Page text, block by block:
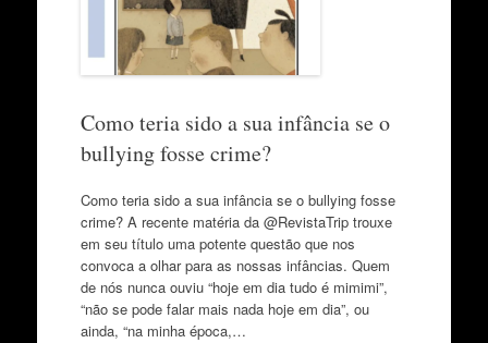
Como teria sido a sua infância se o
bullying fosse crime?
Como teria sido a sua infância se o bullying fosse
crime? A recente matéria da @RevistaTrip trouxe
em seu título uma potente questão que nos
convoca a olhar para as nossas infâncias. Quem
de nós nunca ouviu “hoje em dia tudo é mimimi”,
“não se pode falar mais nada hoje em dia”, ou
ainda, “na minha época,…